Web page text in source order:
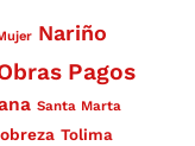
Nariño
Pagos
Santa Marta
Tolima